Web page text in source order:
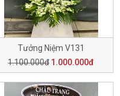
Tưởng Niệm V131
1.100.000đ 1.000.000đ